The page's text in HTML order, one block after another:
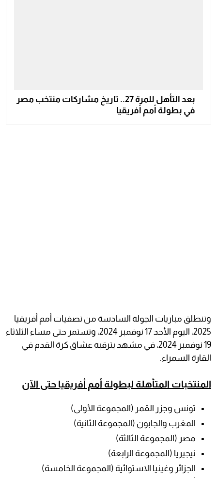
بعد التأهل للمرة 27.. تاريخ مشاركات منتخب مصر
في بطولة أمم أفريقيا
وتنطلق مباريات الجولة السادسة من تصفيات أمم أفريقيا
2025، اليوم الأحد 17 نوفمبر 2024، وتستمر حتى مساء الثلاثاء
19 نوفمبر 2024، في مشهد يترقبه عشاق كرة القدم في
القارة السمراء.
المنتخبات المتأهلة لبطولة أمم أفريقيا حتى الآن
تونس وجزر القمر (المجموعة الأولى)
المغرب والجابون (المجموعة الثانية)
مصر (المجموعة الثالثة)
نيجيريا (المجموعة الرابعة)
الجزائر وغينيا الاستوائية (المجموعة الخامسة)